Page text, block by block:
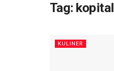
Tag: kopital
KULINER